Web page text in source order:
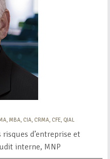
MBA, CIA, CRMA, CFE, QIAL
risques d’entreprise et
interne, MNP